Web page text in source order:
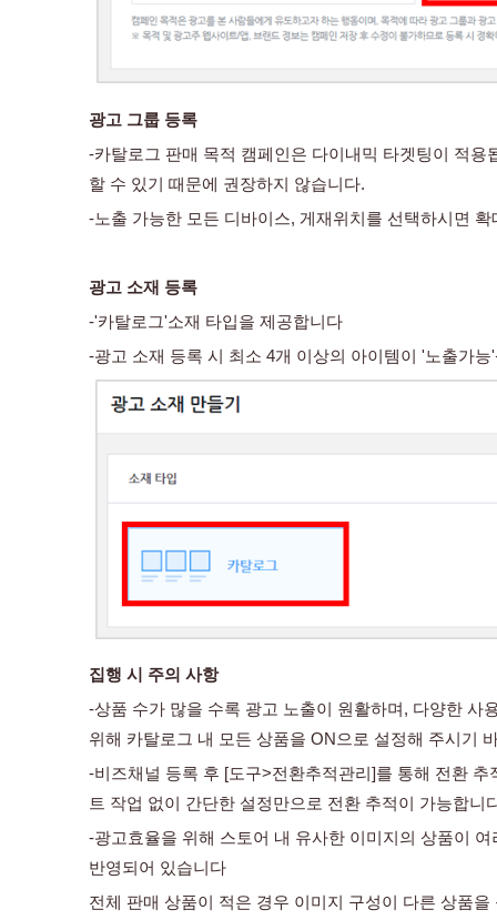
광고 그룹 등록
-카탈로그 판매 목적 캠페인은 다이내믹 타겟팅이 적
할 수 있기 때문에 권장하지 않습니다.
-노출 가능한 모든 디바이스, 게재위치를 선택하시면
광고 소재 등록
-'카탈로그'소재 타입을 제공합니다
-광고 소재 등록 시 최소 4개 이상의 아이템이 '노출가
집행 시 주의 사항
-상품 수가 많을 수록 광고 노출이 원활하며, 다양한
위해 카탈로그 내 모든 상품을 ON으로 설정해 주시기
-비즈채널 등록 후 [도구>전환추적관리]를 통해 전환
트 작업 없이 간단한 설정만으로 전환 추적이 가능합니
-광고효율을 위해 스토어 내 유사한 이미지의 상품이
반영되어 있습니다
전체 판매 상품이 적은 경우 이미지 구성이 다른 상품